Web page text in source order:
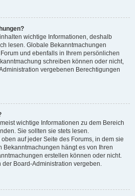
wichtige Informationen, deshalb
lesen. Globale Bekanntmachungen
und ebenfalls in Ihrem persönlichen
schreiben können oder nicht,
vergebenen Berechtigungen
wichtige Informationen zu dem Bereich
Sie sollten sie stets lesen.
auf jeder Seite des Forums, in dem sie
hängt es von Ihren
erstellen können oder nicht.
Board-Administration vergeben.